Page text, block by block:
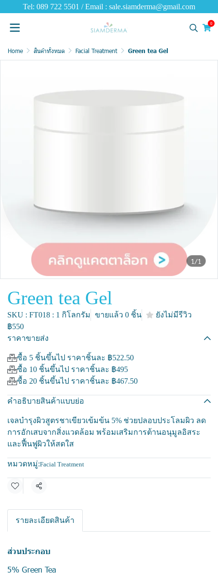
Tel: 089 722 5501 / Email : sale.siamderma@gmail.com
0
Home สินค้าทั้งหมด Facial Treatment Green tea Gel
1/1
Green tea Gel
SKU : FT018 : 1 กิโลกรัม ขายแล้ว 0 ชิ้น
ยังไม่มีรีวิว
฿550
ราคาขายส่ง
ซื้อ 5 ชิ้นขึ้นไป ราคาชิ้นละ ฿522.50
ซื้อ 10 ชิ้นขึ้นไป ราคาชิ้นละ ฿495
ซื้อ 20 ชิ้นขึ้นไป ราคาชิ้นละ ฿467.50
คำอธิบายสินค้าแบบย่อ
เจลบำรุงผิวสูตรชาเขียวเข้มข้น 5% ช่วยปลอบประโลมผิว ลด
การอักเสบจากสิ่งแวดล้อม พร้อมเสริมการต้านอนุมูลอิสระ
และฟื้นฟูผิวให้สดใส
หมวดหมู่:Facial Treatment
แชร์
รายละเอียดสินค้า
ส่วนประกอบ
5% Green Tea